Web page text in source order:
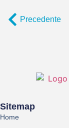
Precedente
Sitemap
Home